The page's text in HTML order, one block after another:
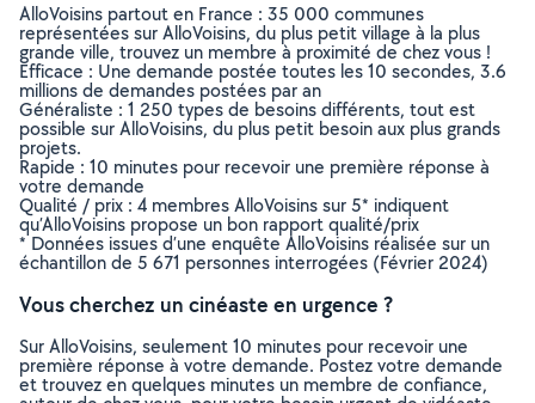
AlloVoisins partout en France : 35 000 communes
représentées sur AlloVoisins, du plus petit village à la plus
grande ville, trouvez un membre à proximité de chez vous !
Efficace : Une demande postée toutes les 10 secondes, 3.6
millions de demandes postées par an
Généraliste : 1 250 types de besoins différents, tout est
possible sur AlloVoisins, du plus petit besoin aux plus grands
projets.
Rapide : 10 minutes pour recevoir une première réponse à
votre demande
Qualité / prix : 4 membres AlloVoisins sur 5* indiquent
qu’AlloVoisins propose un bon rapport qualité/prix
* Données issues d’une enquête AlloVoisins réalisée sur un
échantillon de 5 671 personnes interrogées (Février 2024)
Vous cherchez un cinéaste en urgence ?
Sur AlloVoisins, seulement 10 minutes pour recevoir une
première réponse à votre demande. Postez votre demande
et trouvez en quelques minutes un membre de confiance,